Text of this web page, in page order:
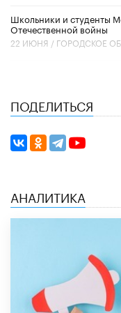
Школьники и студенты
Отечественной войны
22 ИЮНЯ / ГОРОДСКОЕ
ПОДЕЛИТЬСЯ
АНАЛИТИКА